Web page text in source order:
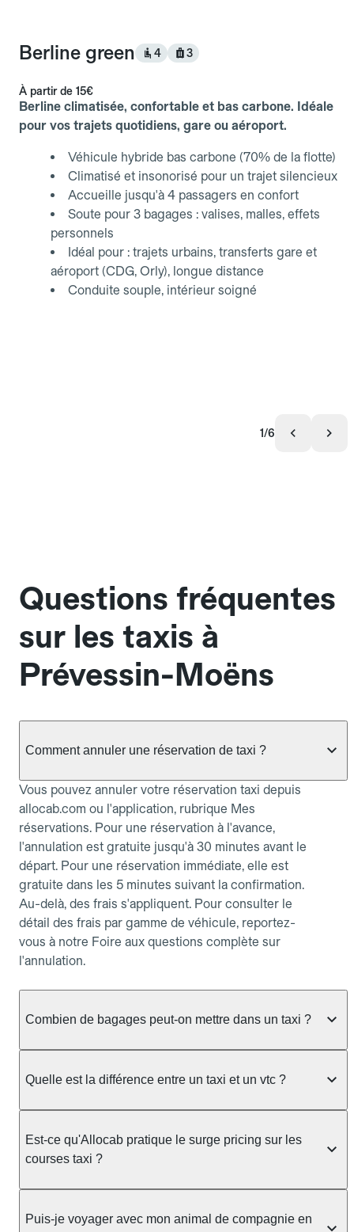
Berline green 4 3
À partir de 15€
Berline climatisée, confortable et bas carbone. Idéale
pour vos trajets quotidiens, gare ou aéroport.
Véhicule hybride bas carbone (70% de la flotte)
Climatisé et insonorisé pour un trajet silencieux
Accueille jusqu'à 4 passagers en confort
Soute pour 3 bagages : valises, malles, effets
personnels
Idéal pour : trajets urbains, transferts gare et
aéroport (CDG, Orly), longue distance
Conduite souple, intérieur soigné
1/6
Questions fréquentes
sur les taxis à
Prévessin-Moëns
Comment annuler une réservation de taxi ?
Vous pouvez annuler votre réservation taxi depuis
allocab.com ou l'application, rubrique Mes
réservations. Pour une réservation à l'avance,
l'annulation est gratuite jusqu'à 30 minutes avant le
départ. Pour une réservation immédiate, elle est
gratuite dans les 5 minutes suivant la confirmation.
Au-delà, des frais s'appliquent. Pour consulter le
détail des frais par gamme de véhicule, reportez-
vous à notre Foire aux questions complète sur
l'annulation.
Combien de bagages peut-on mettre dans un taxi ?
taxi berline accueille en général jusqu'à 3 bagages
ou nombreux, précisez-le dans le champ "Message
au chauffeur" lors de la réservation. Le prix n'est
pas impacté par le nombre de bagages.
Quelle est la différence entre un taxi et un vtc ?
prendre en charge directement dans la rue, à une
station ou sur réservation, avec un tarif au
réservation et propose un prix fixe annoncé à
l'avance. Chez Allocab, réservez facilement votre
Est-ce qu'Allocab pratique le surge pricing sur les
courses taxi ?
réglementation préfectorale et suit un barème
Puis-je voyager avec mon animal de compagnie en